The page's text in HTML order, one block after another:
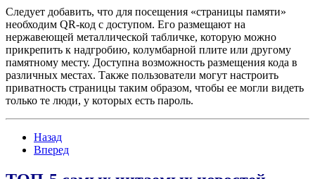
Следует добавить, что для посещения «страницы памяти»
необходим QR-код с доступом. Его размещают на
нержавеющей металлической табличке, которую можно
прикрепить к надгробию, колумбарной плите или другому
памятному месту. Доступна возможность размещения кода в
различных местах. Также пользователи могут настроить
приватность страницы таким образом, чтобы ее могли видеть
только те люди, у которых есть пароль.
Назад
Вперед